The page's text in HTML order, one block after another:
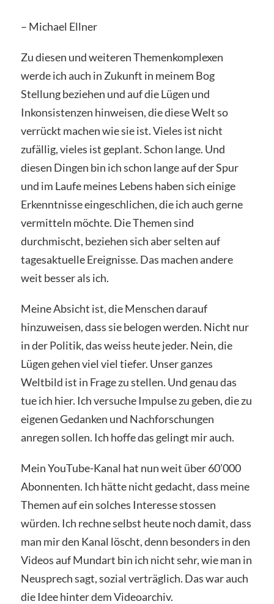
– Michael Ellner
Zu diesen und weiteren Themenkomplexen
werde ich auch in Zukunft in meinem Bog
Stellung beziehen und auf die Lügen und
Inkonsistenzen hinweisen, die diese Welt so
verrückt machen wie sie ist. Vieles ist nicht
zufällig, vieles ist geplant. Schon lange. Und
diesen Dingen bin ich schon lange auf der Spur
und im Laufe meines Lebens haben sich einige
Erkenntnisse eingeschlichen, die ich auch gerne
vermitteln möchte. Die Themen sind
durchmischt, beziehen sich aber selten auf
tagesaktuelle Ereignisse. Das machen andere
weit besser als ich.
Meine Absicht ist, die Menschen darauf
hinzuweisen, dass sie belogen werden. Nicht nur
in der Politik, das weiss heute jeder. Nein, die
Lügen gehen viel viel tiefer. Unser ganzes
Weltbild ist in Frage zu stellen. Und genau das
tue ich hier. Ich versuche Impulse zu geben, die zu
eigenen Gedanken und Nachforschungen
anregen sollen. Ich hoffe das gelingt mir auch.
Mein YouTube-Kanal hat nun weit über 60’000
Abonnenten. Ich hätte nicht gedacht, dass meine
Themen auf ein solches Interesse stossen
würden. Ich rechne selbst heute noch damit, dass
man mir den Kanal löscht, denn besonders in den
Videos auf Mundart bin ich nicht sehr, wie man in
Neusprech sagt, sozial verträglich. Das war auch
die Idee hinter dem Videoarchiv.